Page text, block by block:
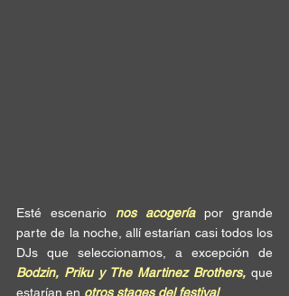
Esté escenario nos acogería por grande
parte de la noche, allí estarían casi todos los
Bodzin, Priku y The Martinez Brothers, que
estarían en otros stages del festival